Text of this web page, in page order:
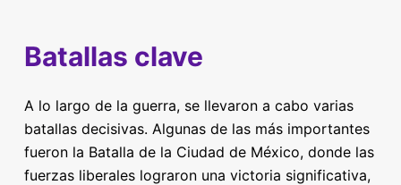
Batallas clave
A lo largo de la guerra, se llevaron a cabo varias
batallas decisivas. Algunas de las más importantes
fueron la Batalla de la Ciudad de México, donde las
fuerzas liberales lograron una victoria significativa,